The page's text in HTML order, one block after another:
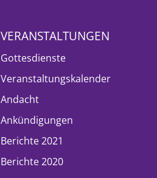
VERANSTALTUNGEN
Gottesdienste
Veranstaltungskalender
Andacht
Ankündigungen
Berichte 2021
Berichte 2020